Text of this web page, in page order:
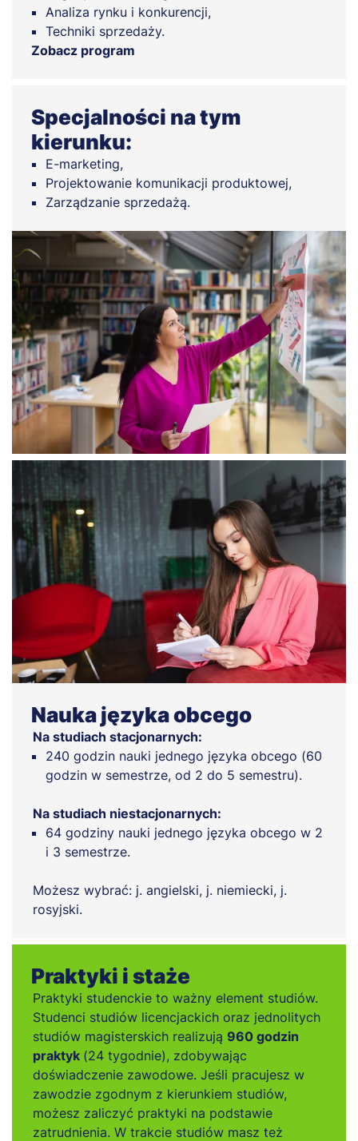
Analiza rynku i konkurencji,
Techniki sprzedaży.
Zobacz program
Specjalności na tym
kierunku:
E-marketing,
Projektowanie komunikacji produktowej,
Zarządzanie sprzedażą.
Nauka języka obcego
Na studiach stacjonarnych:
240 godzin nauki jednego języka obcego (60
godzin w semestrze, od 2 do 5 semestru).
Na studiach niestacjonarnych:
64 godziny nauki jednego języka obcego w 2
i 3 semestrze.
Możesz wybrać: j. angielski, j. niemiecki, j.
rosyjski.
Praktyki i staże
Praktyki studenckie to ważny element studiów.
Studenci studiów licencjackich oraz jednolitych
studiów magisterskich realizują 960 godzin
praktyk (24 tygodnie), zdobywając
doświadczenie zawodowe. Jeśli pracujesz w
zawodzie zgodnym z kierunkiem studiów,
możesz zaliczyć praktyki na podstawie
zatrudnienia. W trakcie studiów masz też